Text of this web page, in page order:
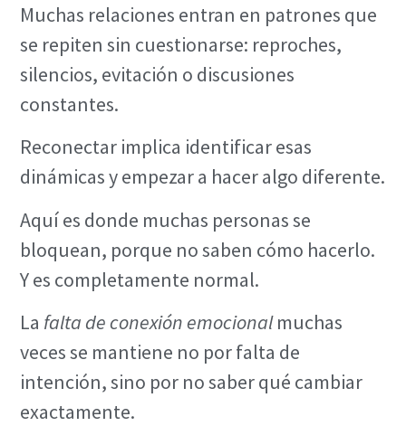
Muchas relaciones entran en patrones que
se repiten sin cuestionarse: reproches,
silencios, evitación o discusiones
constantes.
Reconectar implica identificar esas
dinámicas y empezar a hacer algo diferente.
Aquí es donde muchas personas se
bloquean, porque no saben cómo hacerlo.
Y es completamente normal.
La falta de conexión emocionalmuchas
veces se mantiene no por falta de
intención, sino por no saber qué cambiar
exactamente.